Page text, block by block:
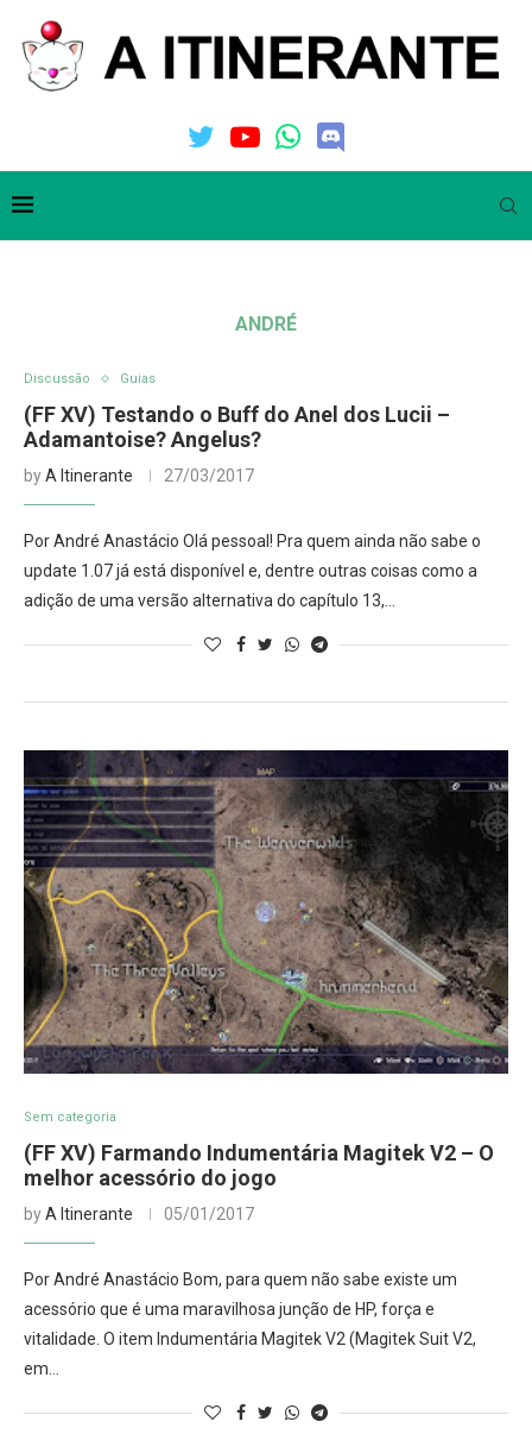
ANDRÉ
Discussão Guias
(FF XV) Testando o Buff do Anel dos Lucii –
Adamantoise? Angelus?
byA Itinerante 27/03/2017
Por André Anastácio Olá pessoal! Pra quem ainda não sabe o
update 1.07 já está disponível e, dentre outras coisas como a
adição de uma versão alternativa do capítulo 13,…
Sem categoria
(FF XV) Farmando Indumentária Magitek V2 – O
melhor acessório do jogo
byA Itinerante 05/01/2017
Por André Anastácio Bom, para quem não sabe existe um
acessório que é uma maravilhosa junção de HP, força e
vitalidade. O item Indumentária Magitek V2 (Magitek Suit V2,
em…